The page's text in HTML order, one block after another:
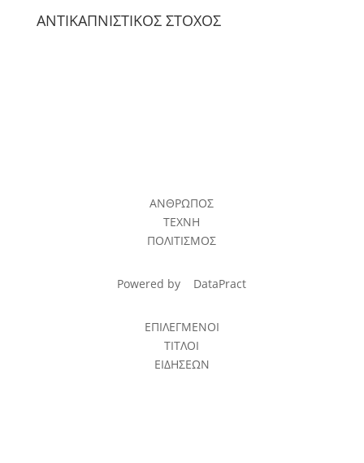
ΑΝΤΙΚΑΠΝΙΣΤΙΚΟΣ ΣΤΟΧΟΣ
ΑΝΘΡΩΠΟΣ
ΤΕΧΝΗ
ΠΟΛΙΤΙΣΜΟΣ
Powered by DataPract
ΕΠΙΛΕΓΜΕΝΟΙ
ΤΙΤΛΟΙ
ΕΙΔΗΣΕΩΝ